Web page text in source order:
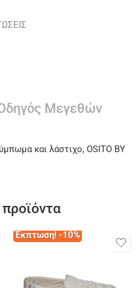
Μεγεθών
και λάστιχο, OSITO BY
Έκπτωση! -10%